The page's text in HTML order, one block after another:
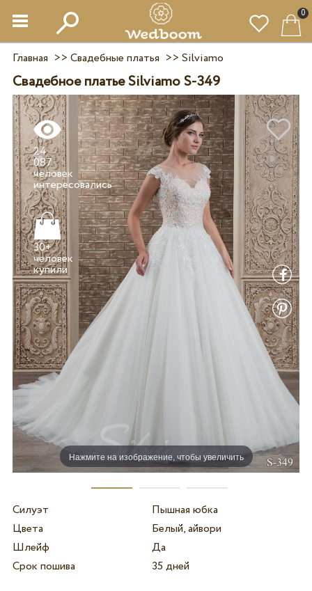
0
Главная >> Свадебные платья >> Silviamo
Свадебное платье Silviamo S-349
Нажмите на изображение, чтобы увеличить
24
087
человек
интересовались
30+
человек
Силуэт
Пышная юбка
Цвета
Белый, айвори
Шлейф
Да
Срок пошива
35 дней